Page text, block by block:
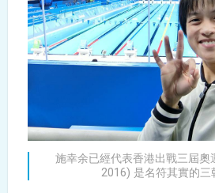
施幸余已經代表香港出戰三屆奧
2016) 是名符其實的三